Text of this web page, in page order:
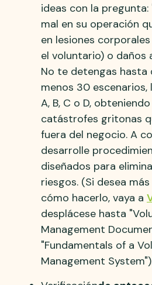
ideas con la
mal en su operación
en lesiones
el voluntario) o daños
No te detengas hasta
menos 30 escenarios,
A, B, C o D,
catástrofes gritonas
fuera del negocio. A
desarrolle
diseñados para
riesgos. (Si desea
cómo hacerlo, vaya a
desplácese hasta
Management
"Fundamentals of a
Management